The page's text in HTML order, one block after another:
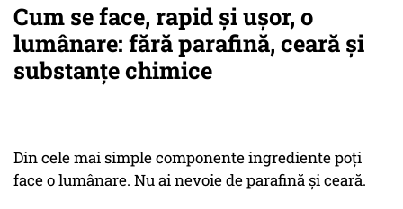
Cum se face, rapid și ușor, o
lumânare: fără parafină, ceară și
substanțe chimice
Din cele mai simple componente ingrediente poți
face o lumânare. Nu ai nevoie de parafină și ceară.